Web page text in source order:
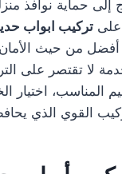
إلى حماية نوافذ
على تركيب ابواب
أفضل من حيث
لا تقتصر على
المناسب، اختيار
القوي الذي